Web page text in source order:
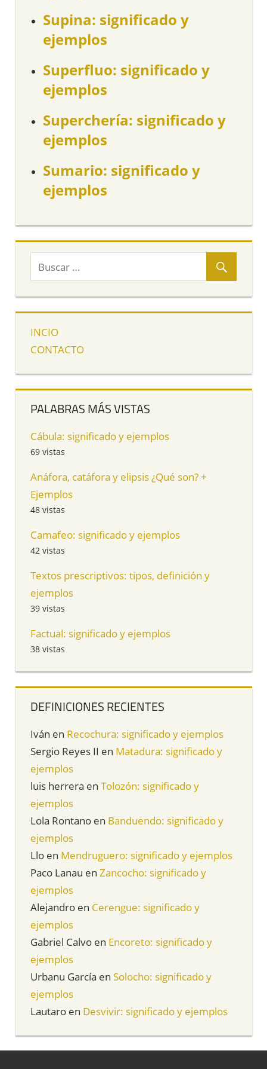
Supina: significado y
ejemplos
Superfluo: significado y
ejemplos
Superchería: significado y
ejemplos
Sumario: significado y
ejemplos
INCIO
CONTACTO
PALABRAS MÁS VISTAS
Cábula: significado y ejemplos
69 vistas
Anáfora, catáfora y elipsis ¿Qué son? +
Ejemplos
48 vistas
Camafeo: significado y ejemplos
42 vistas
Textos prescriptivos: tipos, definición y
ejemplos
39 vistas
Factual: significado y ejemplos
38 vistas
DEFINICIONES RECIENTES
Iván en Recochura: significado y ejemplos
Sergio Reyes II en Matadura: significado y
ejemplos
luis herrera en Tolozón: significado y
ejemplos
Lola Rontano en Banduendo: significado y
ejemplos
Llo en Mendruguero: significado y ejemplos
Paco Lanau en Zancocho: significado y
ejemplos
Alejandro en Cerengue: significado y
ejemplos
Gabriel Calvo en Encoreto: significado y
ejemplos
Urbanu García en Solocho: significado y
ejemplos
Lautaro en Desvivir: significado y ejemplos